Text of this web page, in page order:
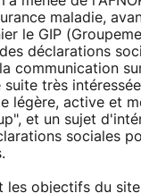
maladie,
le GIP
déclarations
communication
très
légère, active et
et un sujet
sociales
les objectifs du